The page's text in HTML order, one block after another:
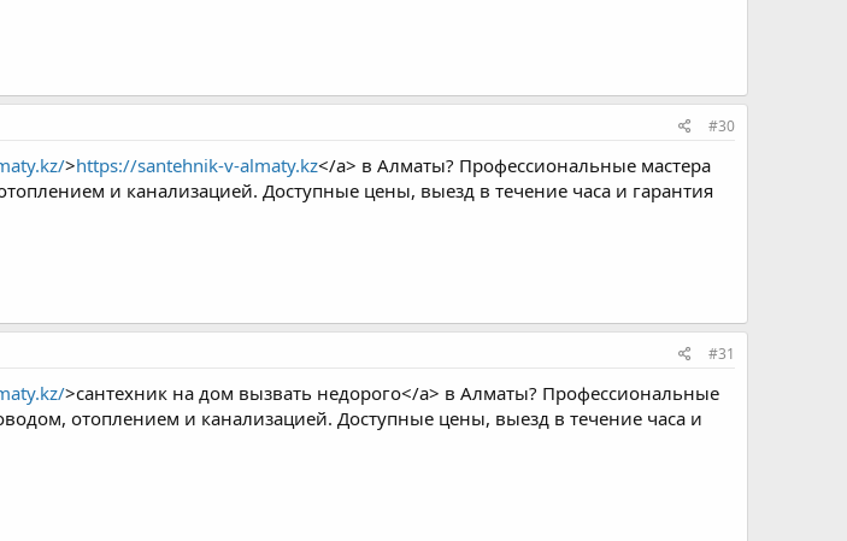
#30
>https://santehnik-v-almaty.kz</a> в Алматы? Профессиональные мастера
и канализацией. Доступные цены, выезд в течение часа и гарантия
#31
>сантехник на дом вызвать недорого</a> в Алматы? Профессиональные
отоплением и канализацией. Доступные цены, выезд в течение часа и